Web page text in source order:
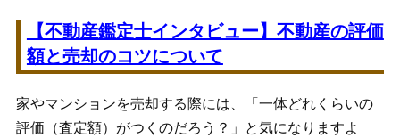
【不動産鑑定士インタビュー】不動産の評価
額と売却のコツについて
家やマンションを売却する際には、「一体どれくらいの
評価（査定額）がつくのだろう？」と気になりますよ